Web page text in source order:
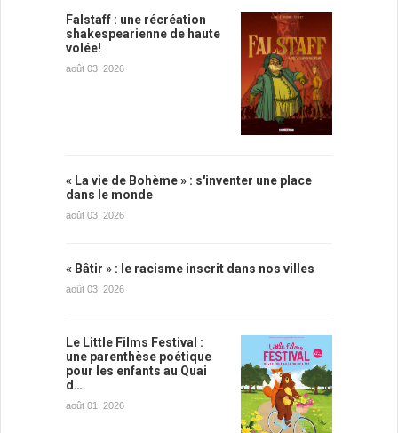
Falstaff : une récréation
shakespearienne de haute
volée!
août 03, 2026
« La vie de Bohème » : s'inventer une place
dans le monde
août 03, 2026
« Bâtir » : le racisme inscrit dans nos villes
août 03, 2026
Le Little Films Festival :
une parenthèse poétique
pour les enfants au Quai
d…
août 01, 2026